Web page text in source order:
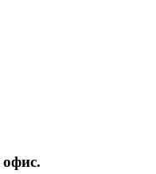
офис.